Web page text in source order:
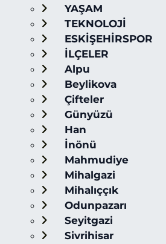
YAŞAM
TEKNOLOJİ
ESKİŞEHİRSPOR
İLÇELER
Alpu
Beylikova
Çifteler
Günyüzü
Han
İnönü
Mahmudiye
Mihalgazi
Mihalıççık
Odunpazarı
Seyitgazi
Sivrihisar